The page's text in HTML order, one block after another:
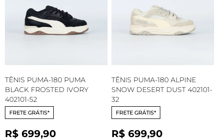
TÊNIS PUMA-180 PUMA
BLACK FROSTED IVORY
402101-52
FRETE GRÁTIS*
R$ 699,90
TÊNIS PUMA-180 ALPINE
SNOW DESERT DUST 402101-
32
FRETE GRÁTIS*
R$ 699,90